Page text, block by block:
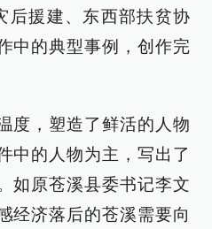
后援建、东西部扶贫协
中的典型事例，创作完
度，塑造了鲜活的人物
中的人物为主，写出了
如原苍溪县委书记李文
经济落后的苍溪需要向